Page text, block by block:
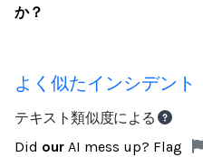
か？
よく似たインシデント
テキスト類似度による
Did our AI mess up? Flag